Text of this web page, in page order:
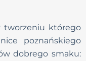
tworzeniu którego
poznańskiego
dobrego smaku: